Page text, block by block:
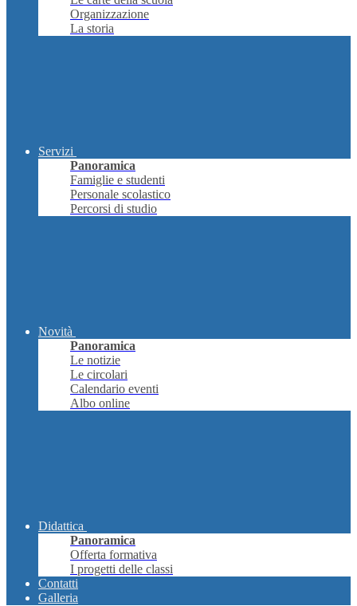
Organizzazione
La storia
Servizi
Panoramica
Famiglie e studenti
Personale scolastico
Percorsi di studio
Novità
Panoramica
Le notizie
Le circolari
Calendario eventi
Albo online
Didattica
Panoramica
Offerta formativa
I progetti delle classi
Contatti
Galleria